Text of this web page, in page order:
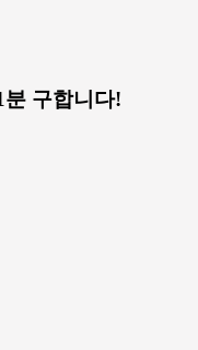
구합니다!